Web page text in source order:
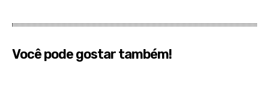
Você pode gostar também!